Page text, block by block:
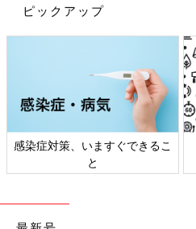
ピックアップ
感染症対策、いますぐできるこ
と